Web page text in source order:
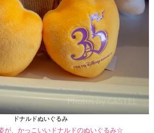
ドナルドぬいぐるみ
が、かっこいいドナルドのぬいぐるみ☆